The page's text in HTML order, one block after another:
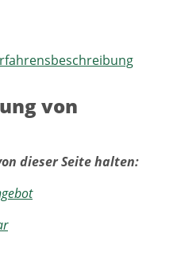
von
dieser Seite halten: